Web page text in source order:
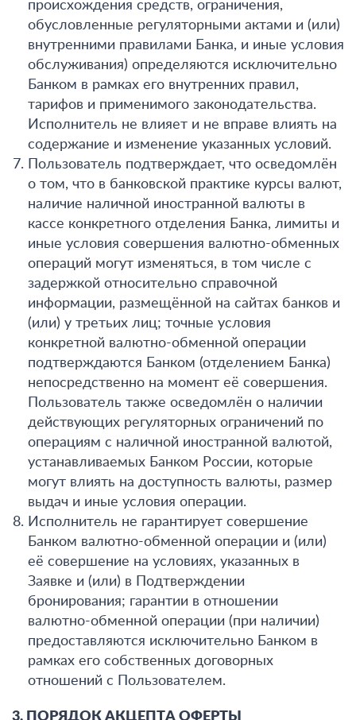
происхождения средств, ограничения,
обусловленные регуляторными актами и (или)
внутренними правилами Банка, и иные условия
обслуживания) определяются исключительно
Банком в рамках его внутренних правил,
тарифов и применимого законодательства.
Исполнитель не влияет и не вправе влиять на
содержание и изменение указанных условий.
Пользователь подтверждает, что осведомлён
о том, что в банковской практике курсы валют,
наличие наличной иностранной валюты в
кассе конкретного отделения Банка, лимиты и
иные условия совершения валютно-обменных
операций могут изменяться, в том числе с
задержкой относительно справочной
информации, размещённой на сайтах банков и
(или) у третьих лиц; точные условия
конкретной валютно-обменной операции
подтверждаются Банком (отделением Банка)
непосредственно на момент её совершения.
Пользователь также осведомлён о наличии
действующих регуляторных ограничений по
операциям с наличной иностранной валютой,
устанавливаемых Банком России, которые
могут влиять на доступность валюты, размер
выдач и иные условия операции.
Исполнитель не гарантирует совершение
Банком валютно-обменной операции и (или)
её совершение на условиях, указанных в
Заявке и (или) в Подтверждении
бронирования; гарантии в отношении
валютно-обменной операции (при наличии)
предоставляются исключительно Банком в
рамках его собственных договорных
отношений с Пользователем.
3. ПОРЯДОК АКЦЕПТА ОФЕРТЫ